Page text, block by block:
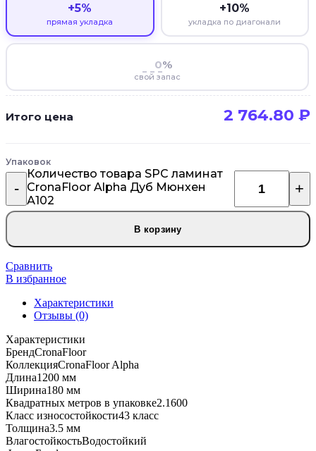
+5%
прямая укладка
+10%
укладка по диагонали
%
свой запас
Итого цена 2 764.80 ₽
Упаковок
Количество товара SPC ламинат
CronaFloor Alpha Дуб Мюнхен
А102
В корзину
Сравнить
В избранное
Характеристики
Отзывы (0)
Характеристики
БрендCronaFloor
КоллекцияCronaFloor Alpha
Длина1200 мм
Ширина180 мм
Квадратных метров в упаковке2.1600
Класс износостойкости43 класс
Толщина3.5 мм
ВлагостойкостьВодостойкий